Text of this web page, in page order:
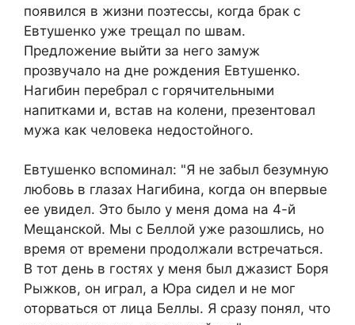
появился в жизни поэтессы, когда брак с
Евтушенко уже трещал по швам.
Предложение выйти за него замуж
прозвучало на дне рождения Евтушенко.
Нагибин перебрал с горячительными
напитками и, встав на колени, презентовал
мужа как человека недостойного.
Евтушенко вспоминал: "Я не забыл безумную
любовь в глазах Нагибина, когда он впервые
ее увидел. Это было у меня дома на 4-й
Мещанской. Мы с Беллой уже разошлись, но
время от времени продолжали встречаться.
В тот день в гостях у меня был джазист Боря
Рыжков, он играл, а Юра сидел и не мог
оторваться от лица Беллы. Я сразу понял, что